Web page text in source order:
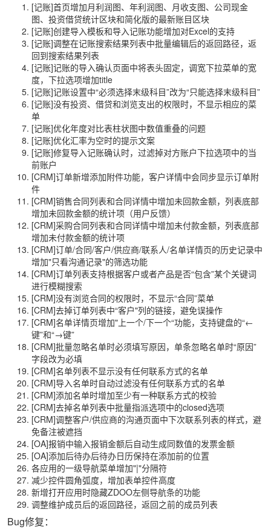
[记账]首页增加月利润图、年利润图、月收支图、公司现金
图、投资借贷统计区块和简化版的最新账目区块
[记账]创建导入模板和导入记账功能增加对Excel的支持
[记账]调整在记账搜索结果列表中批量编辑后的返回路径，返
回到搜索结果列表
[记账]记账的导入确认页面中将表头固定，调宽下拉菜单的宽
度，下拉选项增加title
[记账]记账设置中“必须选择末级科目”改为“只能选择末级科目”
[记账]没有投资、借贷和浏览支出的权限时，不显示相应的菜
单
[记账]优化年度对比表柱状图中数值重叠的问题
[记账]优化汇率为空时的提示文案
[记账]修复导入记账确认时，过滤掉对方账户下拉选项中的当
前账户
[CRM]订单新增添加附件功能，客户详情中会同步显示订单附
件
[CRM]销售合同列表和合同详情中增加未回款金额，列表底部
增加未回款金额的统计项（用户反馈）
[CRM]采购合同列表和合同详情中增加未付款金额，列表底部
增加未付款金额的统计项
[CRM]订单/合同/客户/供应商/联系人/名单详情页的历史记录中
增加"只看沟通记录"的筛选功能
[CRM]订单列表支持根据客户或者产品是否“包含”某个关键词
进行模糊搜索
[CRM]没有浏览合同的权限时，不显示“合同”菜单
[CRM]去掉订单列表中“客户"列的链接，避免误操作
[CRM]名单详情页增加"上一个/下一个“功能，支持键盘的“←
键”和“→键”
[CRM]批量忽略名单时必须填写原因，单条忽略名单时“原因”
字段改为必填
[CRM]名单列表不显示没有任何联系方式的名单
[CRM]导入名单时自动过滤没有任何联系方式的名单
[CRM]添加名单时增加至少有一种联系方式的校验
[CRM]去掉名单列表中批量指派选项中的closed选项
[CRM]调整客户/供应商的沟通页面中下次联系列表的样式，避
免备注被遮挡
[OA]报销中输入报销金额后自动生成同数值的发票金额
[OA]添加后待办后待办日历保持在添加前的位置
各应用的一级导航菜单增加"|"分隔符
减少控件圆角弧度，增加表单控件高度
新增打开应用时隐藏ZDOO左侧导航条的功能
调整维护成员后的返回路径，返回之前的成员列表
Bug修复：